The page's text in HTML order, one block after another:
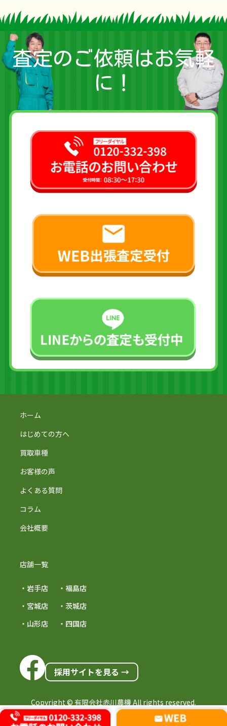
査定のご依頼はお気軽
に！
ホーム
はじめての方へ
買取車種
お客様の声
よくある質問
コラム
会社概要
店舗一覧
・岩手店
・宮城店
・山形店
・福島店
・茨城店
・四国店
採用サイトを見る →
Copyright © 有限会社赤川農機 All rights reserved.